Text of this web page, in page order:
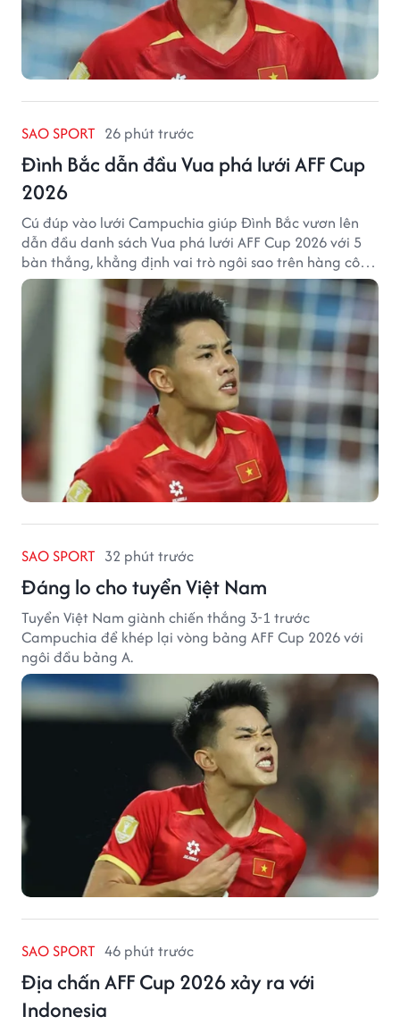
SAO SPORT 26 phút trước
Đình Bắc dẫn đầu Vua phá lưới AFF Cup
2026
Cú đúp vào lưới Campuchia giúp Đình Bắc vươn lên
dẫn đầu danh sách Vua phá lưới AFF Cup 2026 với 5
bàn thắng, khẳng định vai trò ngôi sao trên hàng công
tuyển Việt Nam.
SAO SPORT 32 phút trước
Đáng lo cho tuyển Việt Nam
Tuyển Việt Nam giành chiến thắng 3-1 trước
Campuchia để khép lại vòng bảng AFF Cup 2026 với
ngôi đầu bảng A.
SAO SPORT 46 phút trước
Địa chấn AFF Cup 2026 xảy ra với
Indonesia